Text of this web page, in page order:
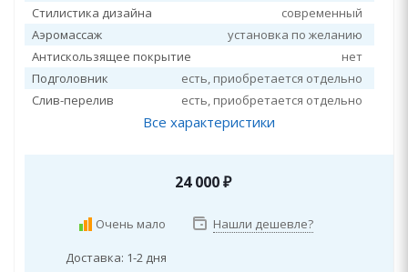
Стилистика дизайна
современный
Аэромассаж
установка по желанию
Антискользящее покрытие
нет
Подголовник
есть, приобретается отдельно
Слив-перелив
есть, приобретается отдельно
Все характеристики
24 000₽
Очень мало Нашли дешевле?
Доставка: 1-2 дня